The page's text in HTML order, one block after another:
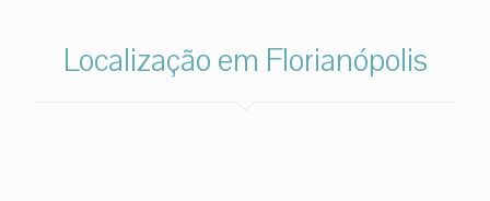
Localização em Florianópolis